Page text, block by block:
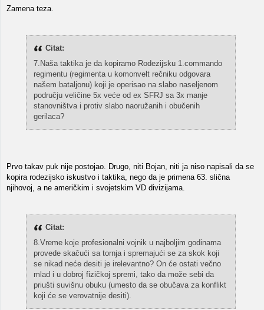
Zamena teza.
Citat:
7.Naša taktika je da kopiramo Rodezijsku 1.commando
regimentu (regimenta u komonvelt rečniku odgovara
našem bataljonu) koji je operisao na slabo naseljenom
području veličine 5x veće od ex SFRJ sa 3x manje
stanovništva i protiv slabo naoružanih i obučenih
gerilaca?
Prvo takav puk nije postojao. Drugo, niti Bojan, niti ja niso napisali da se
kopira rodezijsko iskustvo i taktika, nego da je primena 63. slična
njihovoj, a ne američkim i svojetskim VD divizijama.
Citat:
8.Vreme koje profesionalni vojnik u najboljim godinama
provede skačući sa tornja i spremajući se za skok koji
se nikad neće desiti je irelevantno? On će ostati večno
mlad i u dobroj fizičkoj spremi, tako da može sebi da
priušti suvišnu obuku (umesto da se obučava za konflikt
koji će se verovatnije desiti).